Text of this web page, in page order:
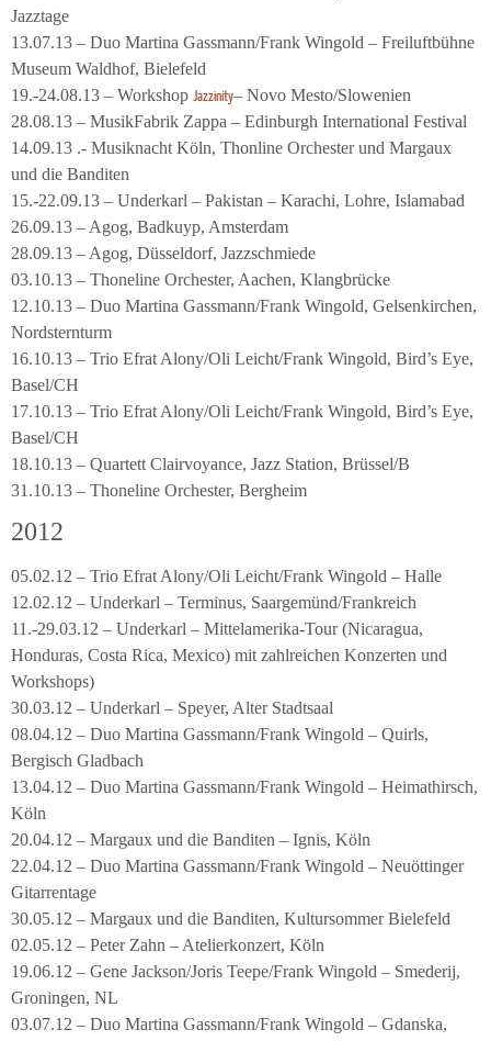
Jazztage
13.07.13 – Duo Martina Gassmann/Frank Wingold – Freiluftbühne
Museum Waldhof, Bielefeld
19.-24.08.13 – Workshop Jazzinity– Novo Mesto/Slowenien
28.08.13 – MusikFabrik Zappa – Edinburgh International Festival
14.09.13 .- Musiknacht Köln, Thonline Orchester und Margaux
und die Banditen
15.-22.09.13 – Underkarl – Pakistan – Karachi, Lohre, Islamabad
26.09.13 – Agog, Badkuyp, Amsterdam
28.09.13 – Agog, Düsseldorf, Jazzschmiede
03.10.13 – Thoneline Orchester, Aachen, Klangbrücke
12.10.13 – Duo Martina Gassmann/Frank Wingold, Gelsenkirchen,
Nordsternturm
16.10.13 – Trio Efrat Alony/Oli Leicht/Frank Wingold, Bird’s Eye,
Basel/CH
17.10.13 – Trio Efrat Alony/Oli Leicht/Frank Wingold, Bird’s Eye,
Basel/CH
18.10.13 – Quartett Clairvoyance, Jazz Station, Brüssel/B
31.10.13 – Thoneline Orchester, Bergheim
2012
05.02.12 – Trio Efrat Alony/Oli Leicht/Frank Wingold – Halle
12.02.12 – Underkarl – Terminus, Saargemünd/Frankreich
11.-29.03.12 – Underkarl – Mittelamerika-Tour (Nicaragua,
Honduras, Costa Rica, Mexico) mit zahlreichen Konzerten und
Workshops)
30.03.12 – Underkarl – Speyer, Alter Stadtsaal
08.04.12 – Duo Martina Gassmann/Frank Wingold – Quirls,
Bergisch Gladbach
13.04.12 – Duo Martina Gassmann/Frank Wingold – Heimathirsch,
Köln
20.04.12 – Margaux und die Banditen – Ignis, Köln
22.04.12 – Duo Martina Gassmann/Frank Wingold – Neuöttinger
Gitarrentage
30.05.12 – Margaux und die Banditen, Kultursommer Bielefeld
02.05.12 – Peter Zahn – Atelierkonzert, Köln
19.06.12 – Gene Jackson/Joris Teepe/Frank Wingold – Smederij,
Groningen, NL
03.07.12 – Duo Martina Gassmann/Frank Wingold – Gdanska,